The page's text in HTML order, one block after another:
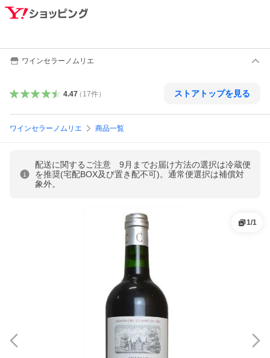
ワインセラーノムリエ
4.47（ 17件） ストアトップを見る
ワインセラーノムリエ 商品一覧
配送に関するご注意 9月までお届け方法の選択は冷蔵便
を推奨(宅配BOX及び置き配不可)。通常便選択は補償対
象外。
1/1